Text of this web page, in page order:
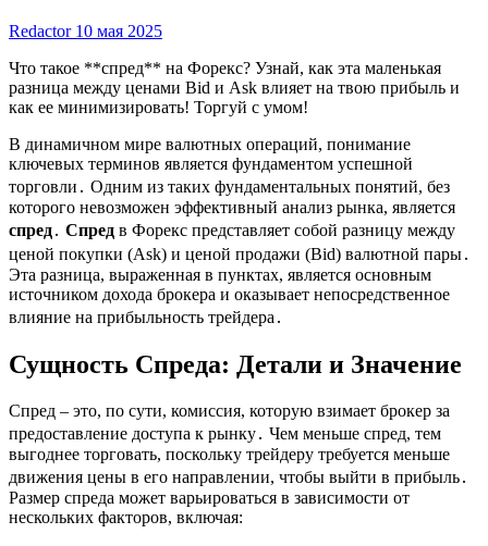
Redactor 10 мая 2025
Что такое **спред** на Форекс? Узнай, как эта маленькая
разница между ценами Bid и Ask влияет на твою прибыль и
как ее минимизировать! Торгуй с умом!
В динамичном мире валютных операций, понимание
ключевых терминов является фундаментом успешной
торговли․ Одним из таких фундаментальных понятий, без
которого невозможен эффективный анализ рынка, является
спред․ Спред в Форекс представляет собой разницу между
ценой покупки (Ask) и ценой продажи (Bid) валютной пары․
Эта разница, выраженная в пунктах, является основным
источником дохода брокера и оказывает непосредственное
влияние на прибыльность трейдера․
Сущность Спреда: Детали и Значение
Спред – это, по сути, комиссия, которую взимает брокер за
предоставление доступа к рынку․ Чем меньше спред, тем
выгоднее торговать, поскольку трейдеру требуется меньше
движения цены в его направлении, чтобы выйти в прибыль․
Размер спреда может варьироваться в зависимости от
нескольких факторов, включая: